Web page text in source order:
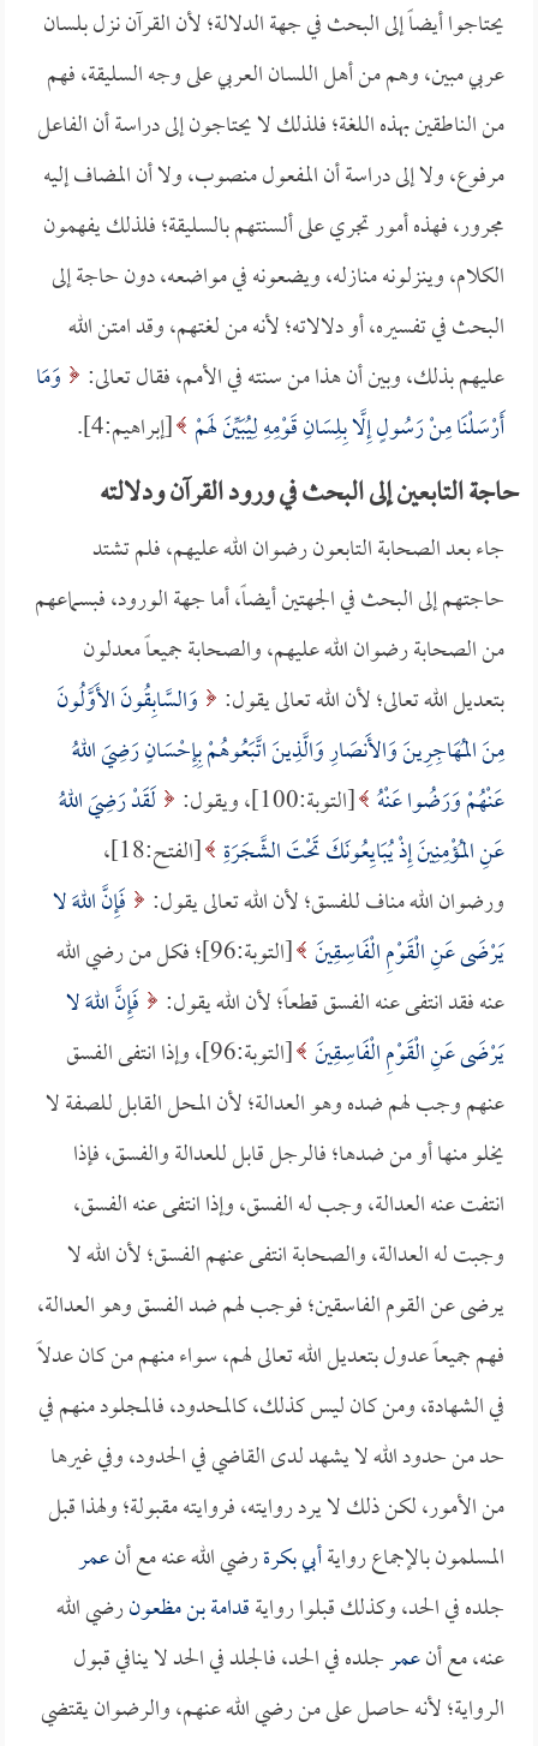
يحتاجوا أيضاً إلى البحث في جهة الدلالة؛ لأن القرآن نزل بلسان
عربي مبين، وهم من أهل اللسان العربي على وجه السليقة، فهم
من الناطقين بهذه اللغة؛ فلذلك لا يحتاجون إلى دراسة أن الفاعل
مرفوع، ولا إلى دراسة أن المفعول منصوب، ولا أن المضاف إليه
مجرور، فهذه أمور تجري على ألسنتهم بالسليقة؛ فلذلك يفهمون
الكلام، وينزلونه منازله، ويضعونه في مواضعه، دون حاجة إلى
البحث في تفسيره، أو دلالاته؛ لأنه من لغتهم، وقد امتن الله
عليهم بذلك، وبين أن هذا من سنته في الأمم، فقال تعالى:
وَمَا
أَرْسَلْنَا مِنْ رَسُولٍ إِلَّا بِلِسَانِ قَوْمِهِ لِيُبَيِّنَ لَهمْ [إبراهيم:4].
حاجة التابعين إلى البحث في ورود القرآن ودلالته
جاء بعد الصحابة التابعون رضوان الله عليهم، فلم تشتد
حاجتهم إلى البحث في الجهتين أيضاً، أما جهة الورود، فبسماعهم
من الصحابة رضوان الله عليهم، والصحابة جميعاً معدلون
بتعديل الله تعالى؛ لأن الله تعالى يقول:
وَالسَّابِقُونَ الأَوَّلُونَ
مِنَ المُهَاجِرِينَ وَالأَنصَارِ وَالَّذِينَ اتَّبَعُوهُمْ بِإِحْسَانٍ رَضِيَ اللهُ
عَنْهُمْ وَرَضُوا عَنْهُ [التوبة:100]، ويقول:
لَقَدْ رَضِيَ اللهُ
عَنِ المُؤْمِنِينَ إِذْ يُبَايِعُونَكَ تَحْتَ الشَّجَرَةِ
[الفتح:18]،
ورضوان الله مناف للفسق؛ لأن الله تعالى يقول:
فَإِنَّ اللهَ لا
يَرْضَى عَنِ الْقَوْمِ الْفَاسِقِينَ
[التوبة:96]؛ فكل من رضي الله
عنه فقد انتفى عنه الفسق قطعاً؛ لأن الله يقول:
فَإِنَّ اللهَ لا
يَرْضَى عَنِ الْقَوْمِ الْفَاسِقِينَ
[التوبة:96]، وإذا انتفى الفسق
عنهم وجب لهم ضده وهو العدالة؛ لأن المحل القابل للصفة لا
يخلو منها أو من ضدها؛ فالرجل قابل للعدالة والفسق، فإذا
انتفت عنه العدالة، وجب له الفسق، وإذا انتفى عنه الفسق،
وجبت له العدالة، والصحابة انتفى عنهم الفسق؛ لأن الله لا
يرضى عن القوم الفاسقين؛ فوجب لهم ضد الفسق وهو العدالة،
فهم جميعاً عدول بتعديل الله تعالى لهم، سواء منهم من كان عدلاً
في الشهادة، ومن كان ليس كذلك، كالمحدود، فالمجلود منهم في
حد من حدود الله لا يشهد لدى القاضي في الحدود، وفي غيرها
من الأمور، لكن ذلك لا يرد روايته، فروايته مقبولة؛ ولهذا قبل
المسلمون بالإجماع روايةأبي بكرةرضي الله عنه مع أنعمر
جلده في الحد، وكذلك قبلوا روايةقدامة بن مظعونرضي الله
عنه، مع أنعمرجلده في الحد، فالجلد في الحد لا ينافي قبول
الرواية؛ لأنه حاصل على من رضي الله عنهم، والرضوان يقتضي